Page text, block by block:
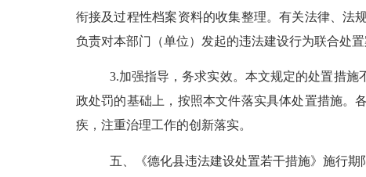
衔接及过程性档案资料的收集整理。有关法律、法
负责对本部门
（单位） 发起的违法建设行为联合处
3.加强指导，务求实效。 本文规定的处置措施
政处罚的基础 上，按照本文件落实具体处置措施。
疾，注重治理工作的创新落实。
五、《德化县违法建设处置若干措施》施行期